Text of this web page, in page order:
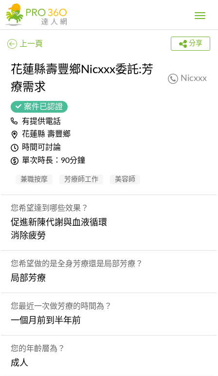
Toggle
上一頁 分享
花蓮縣壽豐鄉Nicxxx委託:芳
療需求
Nicxxx
案件已認證
有提供電話
花蓮縣 壽豐鄉
時間可討論
單次時長：90分鐘
兼職按摩 芳療師工作 美容師
您希望達到哪些效果？
促進新陳代謝與血液循環
消除疲勞
您希望做的是全身芳療還是局部芳療？
局部芳療
您最近一次做芳療的時間為？
一個月前到半年前
您的年齡層為？
成人